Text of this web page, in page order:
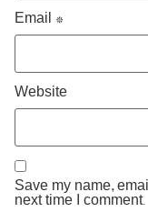
Email *
Website
Save my name,
next time I comment.